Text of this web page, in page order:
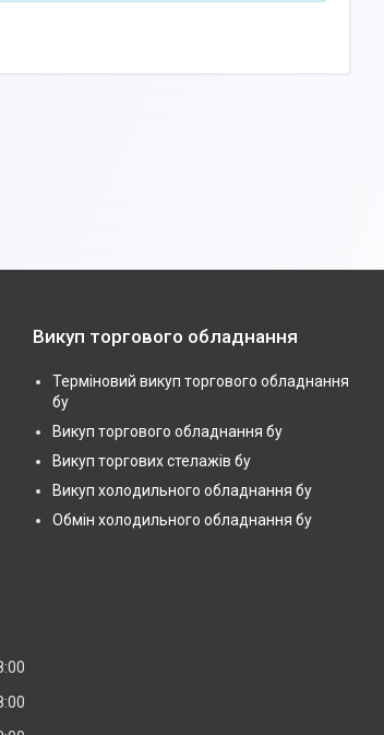
Викуп торгового обладнання
Терміновий викуп торгового обладнання
бу
Викуп торгового обладнання бу
Викуп торгових стелажів бу
Викуп холодильного обладнання бу
Обмін холодильного обладнання бу